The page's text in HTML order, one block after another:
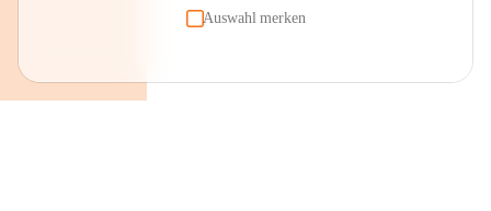
Auswahl merken